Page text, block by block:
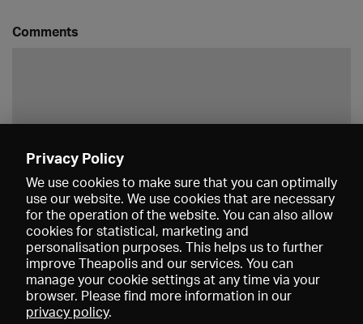
Comments
Privacy Policy
We use cookies to make sure that you can optimally
use our website. We use cookies that are necessary
for the operation of the website. You can also allow
cookies for statistical, marketing and
personalisation purposes. This helps us to further
improve Theapolis and our services. You can
manage your cookie settings at any time via your
browser. Please find more information in our
privacy policy.